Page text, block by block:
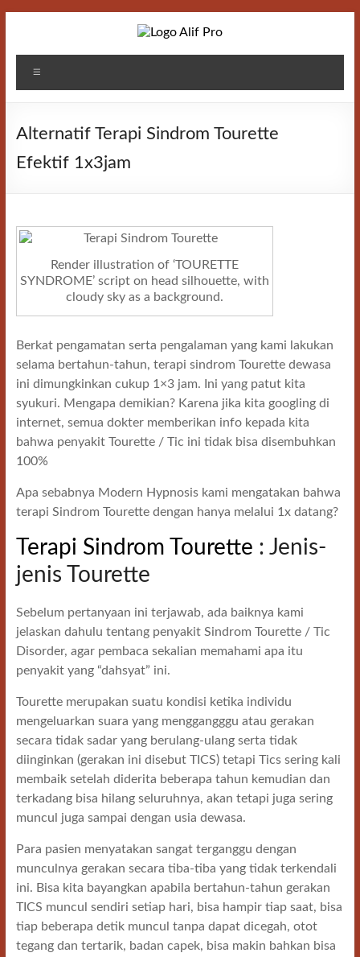
Alif
Properti
Alternatif Terapi Sindrom Tourette
Efektif 1x3jam
Render illustration of ‘TOURETTE
SYNDROME’ script on head silhouette, with
cloudy sky as a background.
Berkat pengamatan serta pengalaman yang kami lakukan
selama bertahun-tahun, terapi sindrom Tourette dewasa
ini dimungkinkan cukup 1×3 jam. Ini yang patut kita
syukuri. Mengapa demikian? Karena jika kita googling di
internet, semua dokter memberikan info kepada kita
bahwa penyakit Tourette / Tic ini tidak bisa disembuhkan
100%
Apa sebabnya Modern Hypnosis kami mengatakan bahwa
terapi Sindrom Tourette dengan hanya melalui 1x datang?
Terapi Sindrom Tourette : Jenis-
jenis Tourette
Sebelum pertanyaan ini terjawab, ada baiknya kami
jelaskan dahulu tentang penyakit Sindrom Tourette / Tic
Disorder, agar pembaca sekalian memahami apa itu
penyakit yang “dahsyat” ini.
Tourette merupakan suatu kondisi ketika individu
mengeluarkan suara yang menggangggu atau gerakan
secara tidak sadar yang berulang-ulang serta tidak
diinginkan (gerakan ini disebut TICS) tetapi Tics sering kali
membaik setelah diderita beberapa tahun kemudian dan
terkadang bisa hilang seluruhnya, akan tetapi juga sering
muncul juga sampai dengan usia dewasa.
Para pasien menyatakan sangat terganggu dengan
munculnya gerakan secara tiba-tiba yang tidak terkendali
ini. Bisa kita bayangkan apabila bertahun-tahun gerakan
TICS muncul sendiri setiap hari, bisa hampir tiap saat, bisa
tiap beberapa detik muncul tanpa dapat dicegah, otot
tegang dan tertarik, badan capek, bisa makin bahkan bisa